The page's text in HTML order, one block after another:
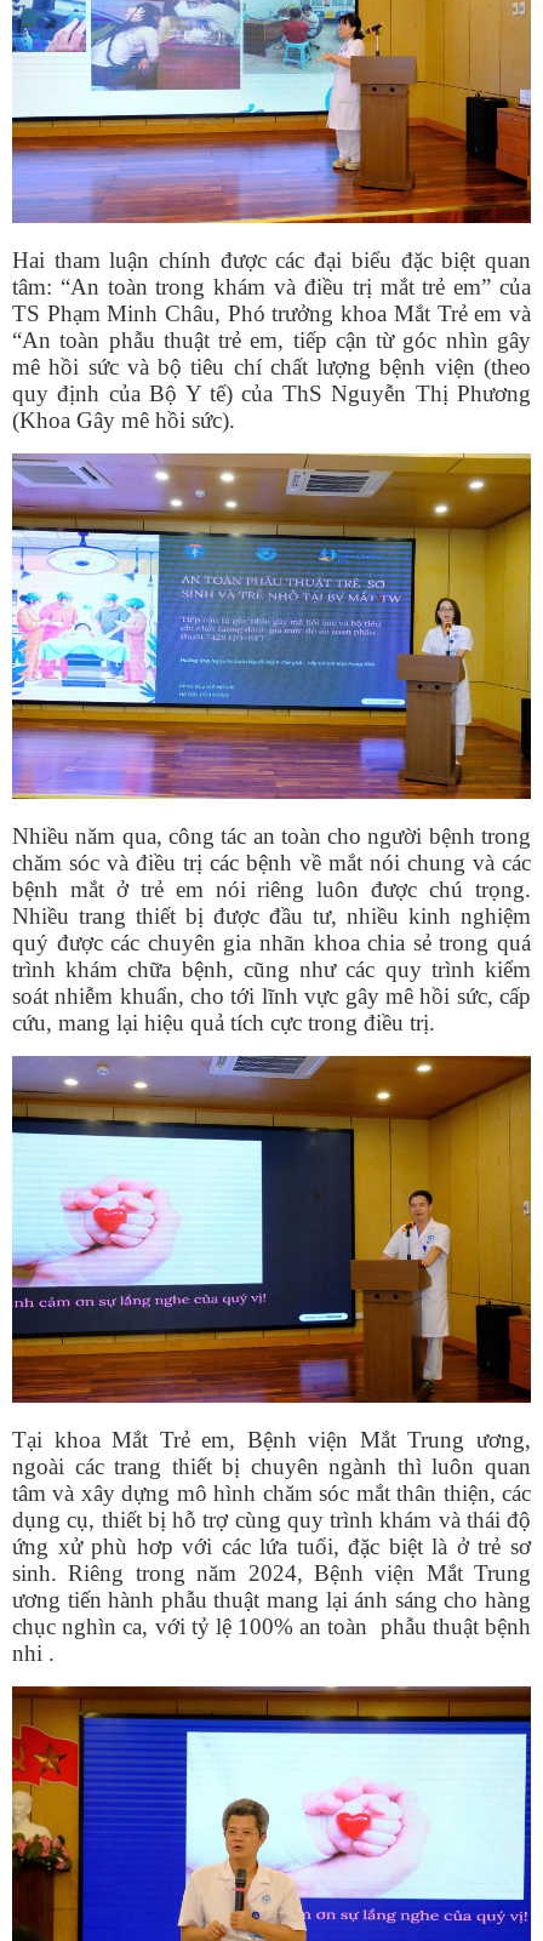
Hai tham luận chính được các đại biểu đặc biệt quan
tâm: “An toàn trong khám và điều trị mắt trẻ em” của
TS Phạm Minh Châu, Phó trưởng khoa Mắt Trẻ em và
“An toàn phẫu thuật trẻ em, tiếp cận từ góc nhìn gây
mê hồi sức và bộ tiêu chí chất lượng bệnh viện (theo
quy định của Bộ Y tế) của ThS Nguyễn Thị Phương
(Khoa Gây mê hồi sức).
Nhiều năm qua, công tác an toàn cho người bệnh trong
chăm sóc và điều trị các bệnh về mắt nói chung và các
bệnh mắt ở trẻ em nói riêng luôn được chú trọng.
Nhiều trang thiết bị được đầu tư, nhiều kinh nghiệm
quý được các chuyên gia nhãn khoa chia sẻ trong quá
trình khám chữa bệnh, cũng như các quy trình kiểm
soát nhiễm khuẩn, cho tới lĩnh vực gây mê hồi sức, cấp
cứu, mang lại hiệu quả tích cực trong điều trị.
Tại khoa Mắt Trẻ em, Bệnh viện Mắt Trung ương,
ngoài các trang thiết bị chuyên ngành thì luôn quan
tâm và xây dựng mô hình chăm sóc mắt thân thiện, các
dụng cụ, thiết bị hỗ trợ cùng quy trình khám và thái độ
ứng xử phù hơp với các lứa tuổi, đặc biệt là ở trẻ sơ
sinh. Riêng trong năm 2024, Bệnh viện Mắt Trung
ương tiến hành phẫu thuật mang lại ánh sáng cho hàng
chục nghìn ca, với tỷ lệ 100% an toàn phẫu thuật bệnh
nhi .